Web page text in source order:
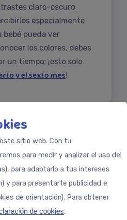
claro-oscuro
especialmente
bebé pueda ver
los colores, debes
un tiempo; ¡esto solo
y el sexto mes!
sitio web. Con tu
para medir y analizar el uso del
para adaptarlo a tus intereses
y para presentarte publicidad e
de orientación). Para obtener
de cookies.